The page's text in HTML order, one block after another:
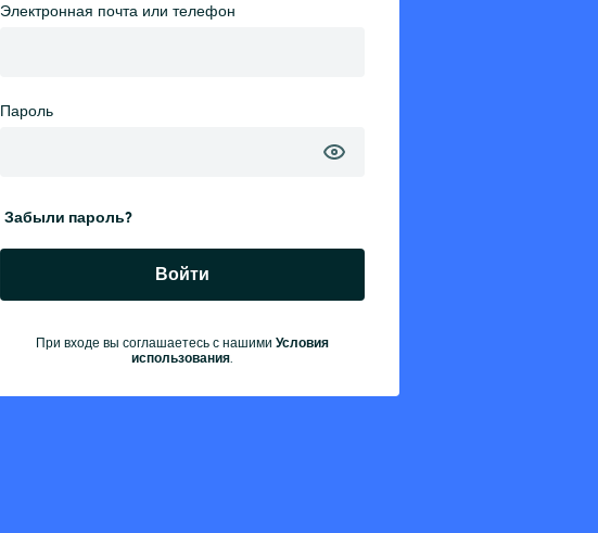
Электронная почта или телефон
Пароль
Забыли пароль?
Войти
При входе вы соглашаетесь с нашими Условия
использования.